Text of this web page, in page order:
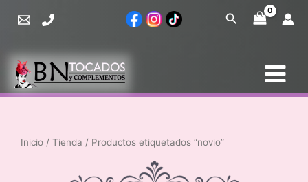
Buscar
Inicio / Tienda / Productos etiquetados “novio”